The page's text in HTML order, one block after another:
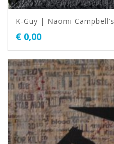
K-Guy | Naomi Campbell’s
€ 0,00